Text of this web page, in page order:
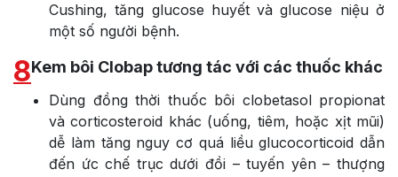
Cushing, tăng glucose huyết và glucose niệu ở
một số người bệnh.
8Kem bôi Clobap tương tác với các thuốc khác
Dùng đồng thời thuốc bôi clobetasol propionat
và corticosteroid khác (uống, tiêm, hoặc xịt mũi)
dễ làm tăng nguy cơ quá liều glucocorticoid dẫn
đến ức chế trục dưới đồi – tuyến yên – thượng